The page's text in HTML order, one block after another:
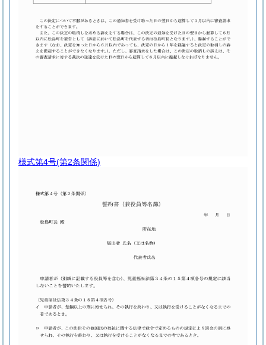
様式第4号(第2条関係)